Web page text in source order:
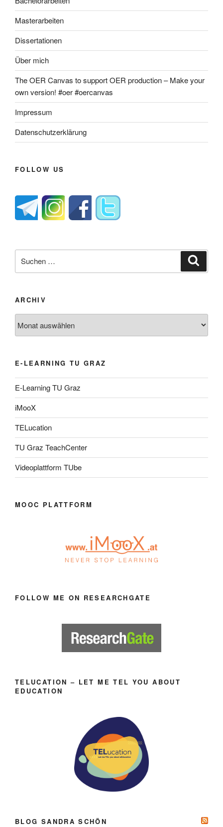
Masterarbeiten
Dissertationen
Über mich
The OER Canvas to support OER production – Make your
own version! #oer #oercanvas
Impressum
Datenschutzerklärung
FOLLOW US
nach:
ARCHIV
E-LEARNING TU GRAZ
E-Learning TU Graz
iMooX
TELucation
TU Graz TeachCenter
Videoplattform TUbe
MOOC PLATTFORM
FOLLOW ME ON RESEARCHGATE
TELUCATION – LET ME TEL YOU ABOUT
EDUCATION
BLOG SANDRA SCHÖN